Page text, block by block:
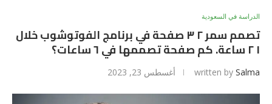
الدراسة في السعودية
تصمم سمر ٢ ٣ صفحة في برنامج الفوتوشوب خلال
١ ٢ ساعة. كم صفحة تصممها في ٦ ساعات؟
written by Salma أغسطس 23, 2023